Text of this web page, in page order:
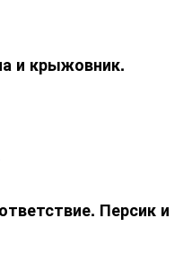
и крыжовник.
Персик и